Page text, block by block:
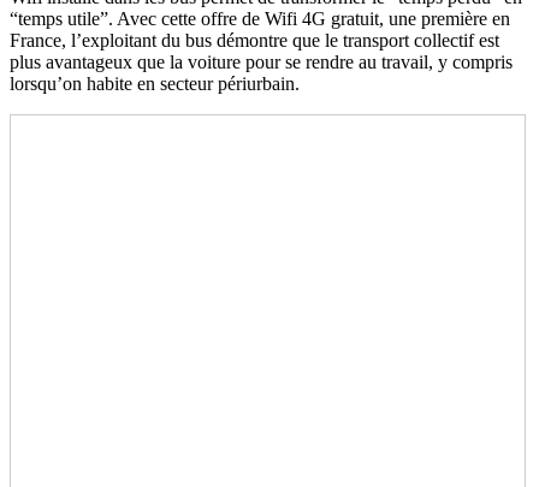
“temps utile”. Avec cette offre de Wifi 4G gratuit, une première en
France, l’exploitant du bus démontre que le transport collectif est
plus avantageux que la voiture pour se rendre au travail, y compris
lorsqu’on habite en secteur périurbain.